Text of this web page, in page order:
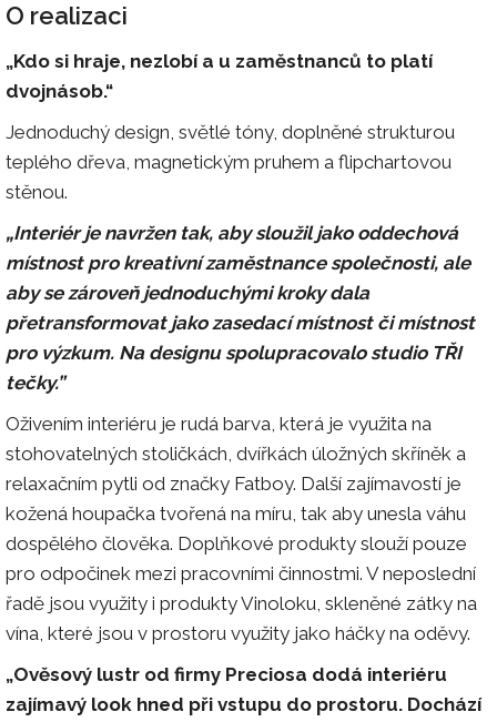
O realizaci
„Kdo si hraje, nezlobí a u zaměstnanců to platí
dvojnásob.“
Jednoduchý design, světlé tóny, doplněné strukturou
teplého dřeva, magnetickým pruhem a flipchartovou
stěnou.
„Interiér je navržen tak, aby sloužil jako oddechová
místnost pro kreativní zaměstnance společnosti, ale
aby se zároveň jednoduchými kroky dala
přetransformovat jako zasedací místnost či místnost
pro výzkum. Na designu spolupracovalo studio TŘI
tečky.”
Oživením interiéru je rudá barva, která je využita na
stohovatelných stoličkách, dvířkách úložných skříněk a
relaxačním pytli od značky Fatboy. Další zajímavostí je
kožená houpačka tvořená na míru, tak aby unesla váhu
dospělého člověka. Doplňkové produkty slouží pouze
pro odpočinek mezi pracovními činnostmi. V neposlední
řadě jsou využity i produkty Vinoloku, skleněné zátky na
vína, které jsou v prostoru využity jako háčky na oděvy.
„Ověsový lustr od firmy Preciosa dodá interiéru
zajímavý look hned při vstupu do prostoru. Dochází